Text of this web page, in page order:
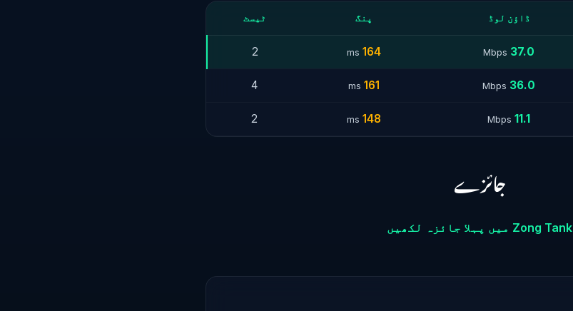
ڈاؤن لوڈ پنگ ٹیسٹ
37.0
Mbps
164
ms
2
36.0
Mbps
161
ms
4
11.1
Mbps
148
ms
2
جائزے
Zong Tank میں پہلا جائزہ لکھیں